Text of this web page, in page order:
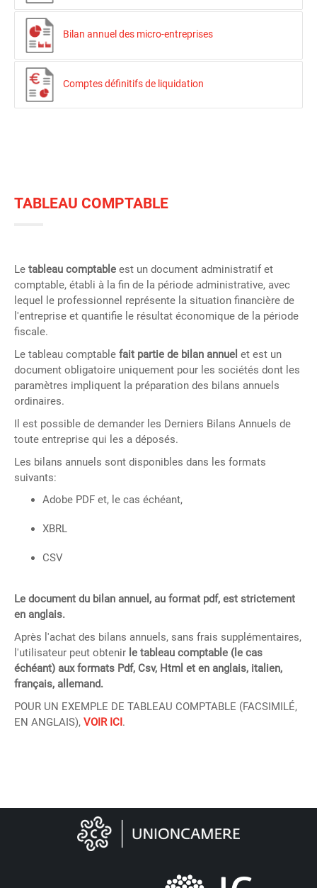
Bilan annuel des micro-entreprises
Comptes définitifs de liquidation
TABLEAU COMPTABLE
Le tableau comptable est un document administratif et
comptable, établi à la fin de la période administrative, avec
lequel le professionnel représente la situation financière de
l'entreprise et quantifie le résultat économique de la période
fiscale.
Le tableau comptable fait partie de bilan annuel et est un
document obligatoire uniquement pour les sociétés dont les
paramètres impliquent la préparation des bilans annuels
ordinaires.
Il est possible de demander les Derniers Bilans Annuels de
toute entreprise qui les a déposés.
Les bilans annuels sont disponibles dans les formats
suivants:
Adobe PDF et, le cas échéant,
XBRL
CSV
Le document du bilan annuel, au format pdf, est strictement
en anglais.
Après l'achat des bilans annuels, sans frais supplémentaires,
l'utilisateur peut obtenir le tableau comptable (le cas
échéant) aux formats Pdf, Csv, Html et en anglais, italien,
français, allemand.
POUR UN EXEMPLE DE TABLEAU COMPTABLE (FACSIMILÉ,
EN ANGLAIS), VOIR ICI.